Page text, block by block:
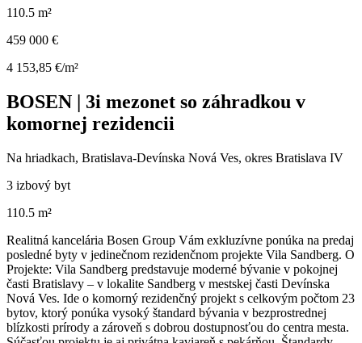
110.5 m²
459 000 €
4 153,85 €/m²
BOSEN | 3i mezonet so záhradkou v
komornej rezidencii
Na hriadkach, Bratislava-Devínska Nová Ves, okres Bratislava IV
3 izbový byt
110.5 m²
Realitná kancelária Bosen Group Vám exkluzívne ponúka na predaj
posledné byty v jedinečnom rezidenčnom projekte Vila Sandberg. O
Projekte: Vila Sandberg predstavuje moderné bývanie v pokojnej
časti Bratislavy – v lokalite Sandberg v mestskej časti Devínska
Nová Ves. Ide o komorný rezidenčný projekt s celkovým počtom 23
bytov, ktorý ponúka vysoký štandard bývania v bezprostrednej
blízkosti prírody a zároveň s dobrou dostupnosťou do centra mesta.